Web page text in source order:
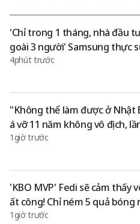
ng bố sự kiện này trong một
'Chỉ trong 1 tháng, nhà đầu
goài 3 người' Samsung thực
tâm vô địch! Từ
4phút trước
"Không thể làm được ở Nhật
á vỡ 11 năm không vô địch,
n vô địch tại Hàn Quốc với cảm
ản cũng sôi động'
1giờ trước
'KBO MVP' Fedi sẽ cảm thấy
ất công! Chỉ ném 5 quả bóng
trận... Trở thành nạn nhân của
1giờ trước